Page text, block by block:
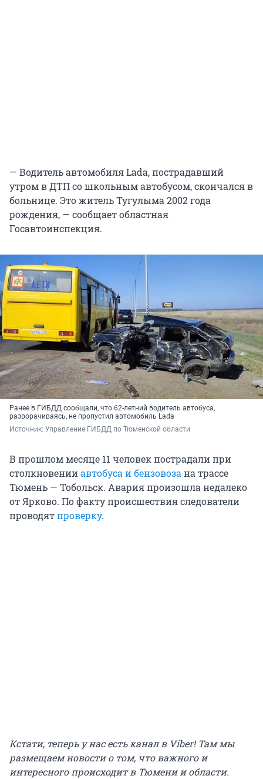
— Водитель автомобиля Lada, пострадавший
утром в ДТП со школьным автобусом, скончался в
больнице. Это житель Тугулыма 2002 года
рождения, — сообщает областная
Госавтоинспекция.
Ранее в ГИБДД сообщали, что 62-летний водитель автобуса,
разворачиваясь, не пропустил автомобиль Lada
Источник: Управление ГИБДД по Тюменской области
В прошлом месяце 11 человек пострадали при
столкновенииавтобуса и бензовоза на трассе
Тюмень — Тобольск. Авария произошла недалеко
от Ярково. По факту происшествия следователи
проводятпроверку.
Кстати, теперь у нас есть канал в Viber! Там мы
размещаем новости о том, что важного и
интересного происходит в Тюмени и области.